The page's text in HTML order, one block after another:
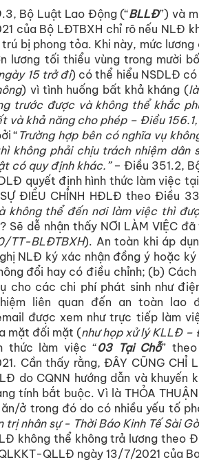
Bộ Luật Lao Động (“BLLĐ”) và
của Bộ LĐTBXH chỉ rõ nếu NLĐ
bị phong tỏa. Khi này, mức
lương tối thiểu vùng trong mười
15 trở đi) có thể hiểu NSDLĐ
) vì tình huống bất khả kháng (
trước được và không thể khắc
và khả năng cho phép – Điều
“ Trường hợp bên có nghĩa vụ
không phải chịu trách nhiệm
có quy định khác.” – Điều 351.2,
quyết định hình thức làm việc
ĐIỀU CHỈNH HĐLĐ theo Điều
không thể đến nơi làm việc thì
Sẽ dễ nhận thấy NƠI LÀM VIỆC
TT-BLĐTBXH). An toàn khi áp
NLĐ ký xác nhận đồng ý hoặc
đổi hay có điều chỉnh; (b)
cho các chi phí phát sinh như
liên quan đến an toàn lao
được xem như trực tiếp làm
mặt đối mặt (như họp xử lý KLLĐ
thức làm việc “03 Tại Chỗ”
Cần thấy rằng, ĐÂY CŨNG CHỈ
do CQNN hướng dẫn và khuyến
tính bắt buộc. Vì là THỎA
ở trong đó do có nhiều yếu tố
trị nhân sự - Thời Báo Kinh Tế Sài
không thể không trả lương theo
QLLĐ ngày 13/7/2021 của